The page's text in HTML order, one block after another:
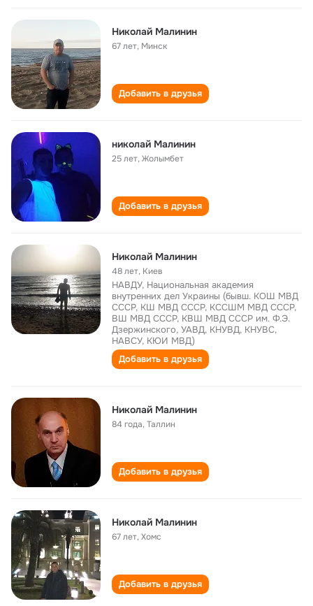
Николай Малинин
67 лет, Минск
Добавить в друзья
николай Малинин
25 лет,Жолымбет
Добавить в друзья
Николай Малинин
48 лет, Киев
НАВДУ, Национальная академия
внутренних дел Украины (бывш. КОШ МВД
СССР, КШ МВД СССР, КССШМ МВД СССР,
ВШ МВД СССР, КВШ МВД СССР им. Ф.Э.
Дзержинского, УАВД, КНУВД, КНУВС,
НАВСУ, КЮИ МВД)
Добавить в друзья
Николай Малинин
84 года,Таллин
Добавить в друзья
Николай Малинин
67 лет,Хомс
Добавить в друзья